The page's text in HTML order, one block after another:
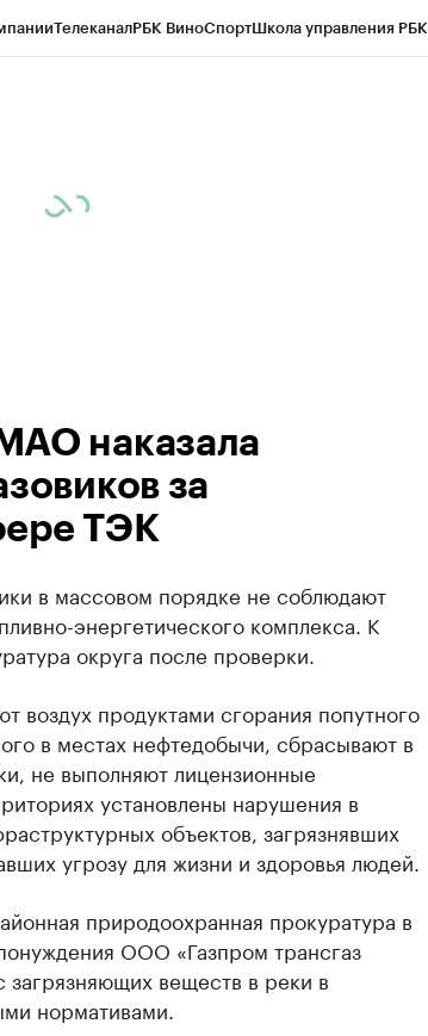
ТелеканалРБК ВиноСпортШкола управления РБК
наказала
за
ТЭК
в массовом порядке не соблюдают
энергетического комплекса. К
округа после проверки.
воздух продуктами сгорания попутного
в местах нефтедобычи, сбрасывают в
не выполняют лицензионные
установлены нарушения в
объектов, загрязнявших
угрозу для жизни и здоровья людей.
природоохранная прокуратура в
ООО «Газпром трансгаз
веществ в реки в
нормативами.